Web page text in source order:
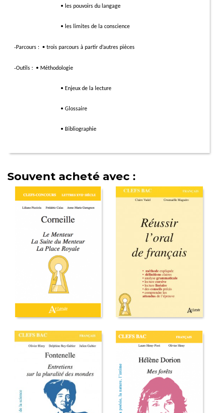
• les pouvoirs du langage
• les limites de la conscience
-Parcours : • trois parcours à partir d’autres pièces
-Outils : • Méthodologie
• Enjeux de la lecture
• Glossaire
• Bibliographie
Souvent acheté avec :